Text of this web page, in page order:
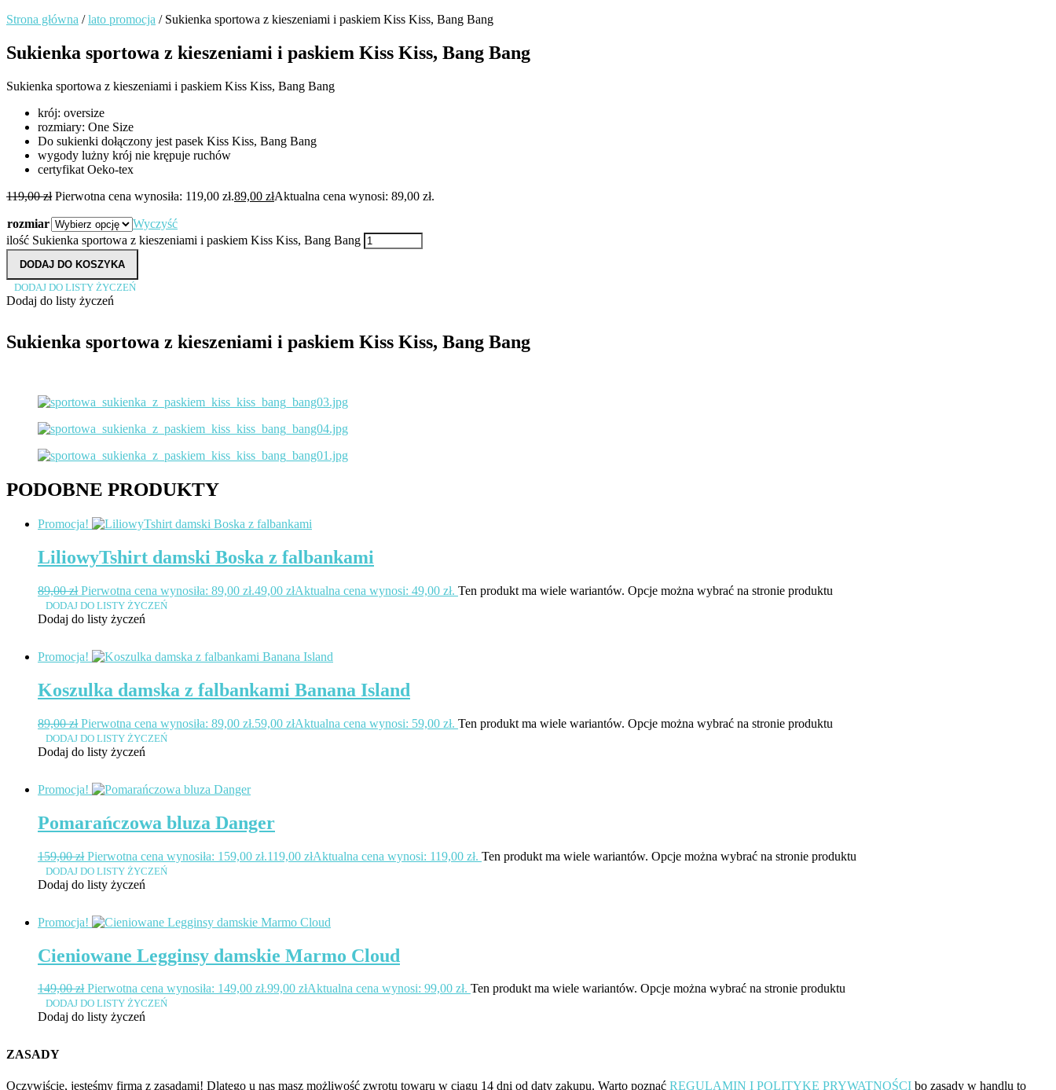
Strona główna /lato promocja / Sukienka sportowa z kieszeniami i paskiem Kiss Kiss, Bang Bang
Sukienka sportowa z kieszeniami i paskiem Kiss Kiss, Bang Bang
Sukienka sportowa z kieszeniami i paskiem Kiss Kiss, Bang Bang
krój: oversize
rozmiary: One Size
Do sukienki dołączony jest pasek Kiss Kiss, Bang Bang
wygody lużny krój nie krępuje ruchów
certyfikat Oeko-tex
119,00zł Pierwotna cena wynosiła: 119,00 zł.89,00 złAktualna cena wynosi: 89,00 zł.
rozmiar
Wyczyść
ilość Sukienka sportowa z kieszeniami i paskiem Kiss Kiss, Bang Bang
DODAJ DO KOSZYKA
DODAJ DO LISTY ŻYCZEŃ
Dodaj do listy życzeń
Sukienka sportowa z kieszeniami i paskiem Kiss Kiss, Bang Bang
PODOBNE PRODUKTY
Promocja!
LiliowyTshirt damski Boska z falbankami
89,00zł Pierwotna cena wynosiła: 89,00 zł.49,00 złAktualna cena wynosi: 49,00 zł. Ten produkt ma wiele wariantów. Opcje można wybrać na stronie produktu
DODAJ DO LISTY ŻYCZEŃ
Dodaj do listy życzeń
Promocja!
Koszulka damska z falbankami Banana Island
89,00zł Pierwotna cena wynosiła: 89,00 zł.59,00 złAktualna cena wynosi: 59,00 zł. Ten produkt ma wiele wariantów. Opcje można wybrać na stronie produktu
DODAJ DO LISTY ŻYCZEŃ
Dodaj do listy życzeń
Promocja!
Pomarańczowa bluza Danger
159,00zł Pierwotna cena wynosiła: 159,00 zł.119,00 złAktualna cena wynosi: 119,00 zł. Ten produkt ma wiele wariantów. Opcje można wybrać na stronie produktu
DODAJ DO LISTY ŻYCZEŃ
Dodaj do listy życzeń
Promocja!
Cieniowane Legginsy damskie Marmo Cloud
149,00zł Pierwotna cena wynosiła: 149,00 zł.99,00 złAktualna cena wynosi: 99,00 zł. Ten produkt ma wiele wariantów. Opcje można wybrać na stronie produktu
DODAJ DO LISTY ŻYCZEŃ
Dodaj do listy życzeń
ZASADY
Oczywiście, jesteśmy firmą z zasadami! Dlatego u nas masz możliwość zwrotu towaru w ciągu 14 dni od daty zakupu. Warto poznać REGULAMIN I POLITYKĘ PRYWATNOŚCI bo zasady w handlu to